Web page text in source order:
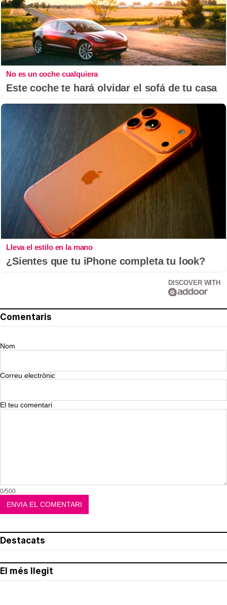
No es un coche cualquiera
Este coche te hará olvidar el sofá de tu casa
Lleva el estilo en la mano
¿Sientes que tu iPhone completa tu look?
DISCOVER WITH
Comentaris
Nom
Correu electrònic
El teu comentari
0/500
Destacats
El més llegit